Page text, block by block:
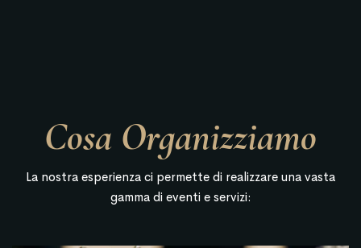
Cosa Organizziamo
La nostra esperienza ci permette di realizzare una vasta
gamma di eventi e servizi: